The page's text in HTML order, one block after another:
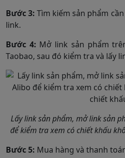
Bước 3: Tìm kiếm sản phẩm
link.
Bước 4: Mở link sản phẩm
Taobao, sau đó kiểm tra và lấy
Lấy link sản phẩm, mở link sản
để kiểm tra xem có chiết khấu
Bước 5: Mua hàng và thanh